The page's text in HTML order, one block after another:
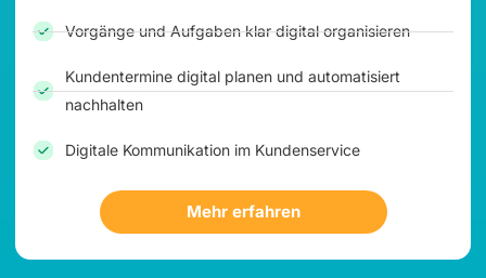
Vorgänge und Aufgaben klar digital organisieren
Kundentermine digital planen und automatisiert
nachhalten
Digitale Kommunikation im Kundenservice
Mehr erfahren